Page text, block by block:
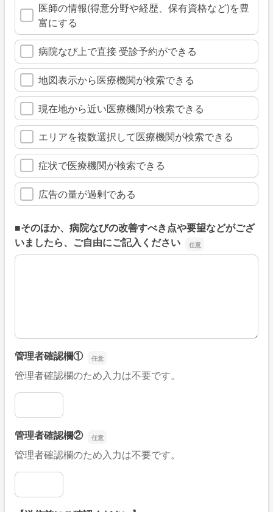
医師の情報(得意分野や経歴、保有資格など)を豊
富にする
病院なび上で直接 受診予約ができる
地図表示から医療機関が検索できる
現在地から近い医療機関が検索できる
エリアを複数選択して医療機関が検索できる
症状で医療機関が検索できる
広告の量が過剰である
■そのほか、病院なびの改善すべき点や要望などがござ
いましたら、ご自由にご記入ください
■そのほか、病院なびの改善すべき点や要望などがござい
管理者確認欄①
管理者確認欄のため入力は不要です。
管理者確認欄①
管理者確認欄②
管理者確認欄のため入力は不要です。
管理者確認欄②